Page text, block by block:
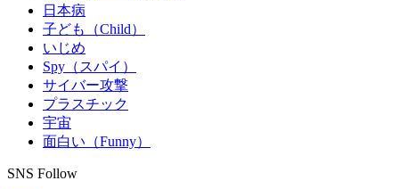
日本病
子ども（Child）
いじめ
Spy（スパイ）
サイバー攻撃
プラスチック
宇宙
面白い（Funny）
SNS Follow